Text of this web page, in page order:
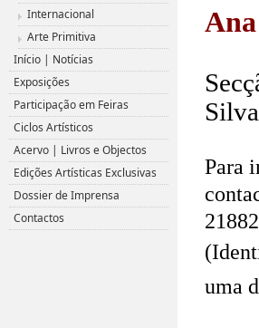
Para
uma
Internacional
Arte Primitiva
Início | Notícias
Exposições
Participação em Feiras
Ciclos Artísticos
Acervo | Livros e Objectos
Edições Artísticas Exclusivas
Dossier de Imprensa
Contactos